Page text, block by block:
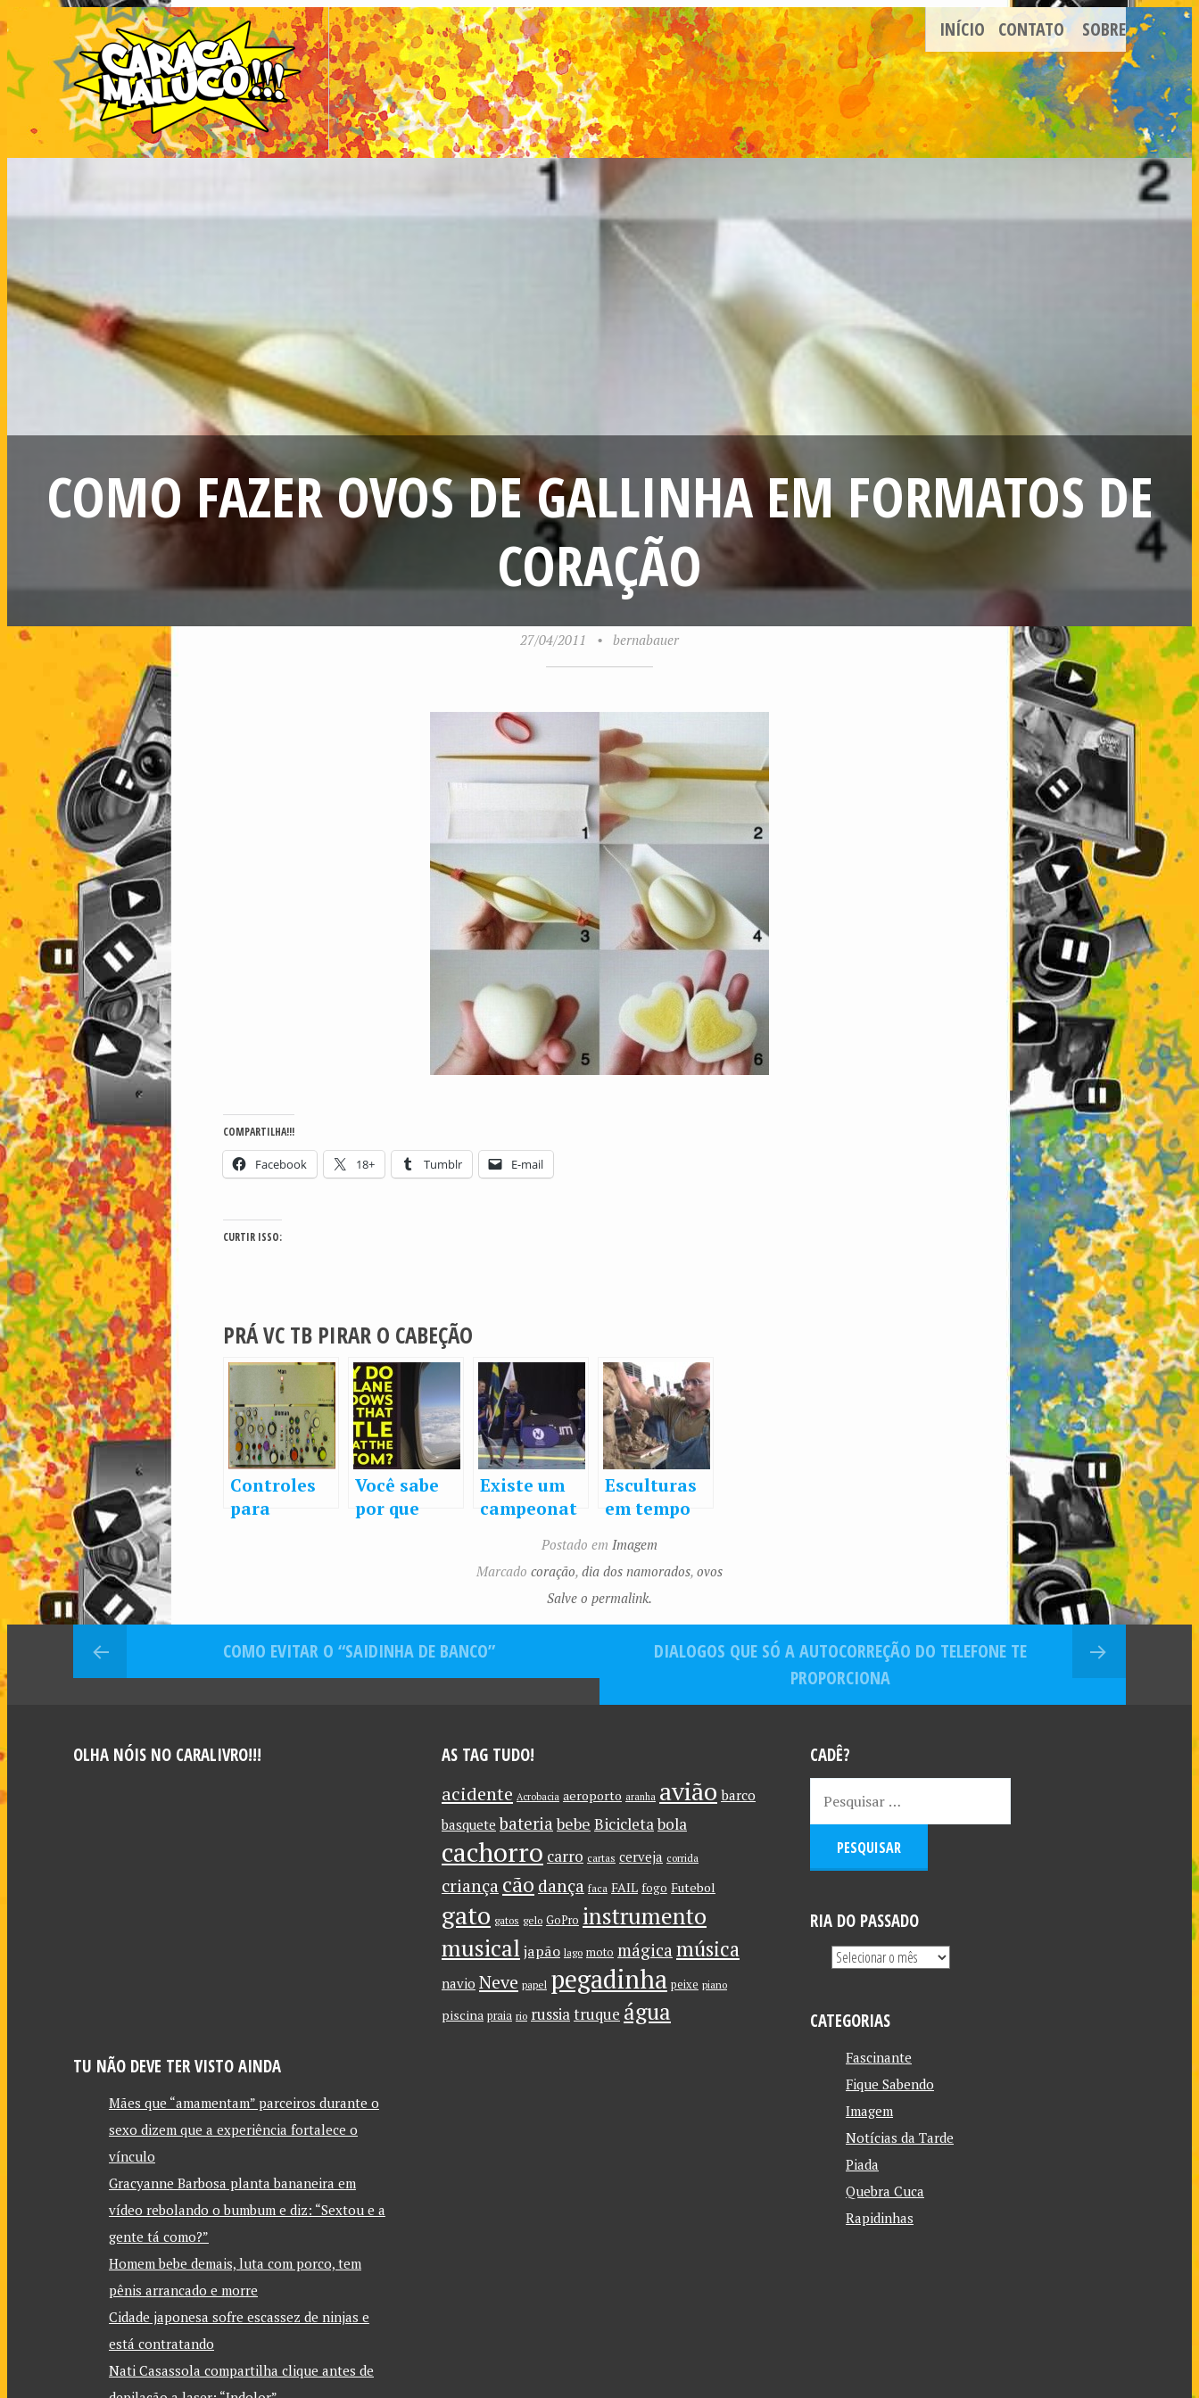
INÍCIO CONTATO SOBRE
COMO FAZER OVOS DE GALLINHA EM FORMATOS DE
CORAÇÃO
27/04/2011 • bernabauer
COMPARTILHA!!!
Facebook 18+ Tumblr E-mail
CURTIR ISSO:
PRÁ VC TB PIRAR O CABEÇÃO
Controles
para
Você sabe
por que
Existe um
campeonat
cordas!!!
Esculturas
em tempo
Postado em Imagem
Marcado coração, dia dos namorados, ovos
Salve o permalink.
COMO EVITAR O “SAIDINHA DE BANCO”
DIALOGOS QUE SÓ A AUTOCORREÇÃO DO TELEFONE TE
PROPORCIONA
OLHA NÓIS NO CARALIVRO!!!
TU NÃO DEVE TER VISTO AINDA
Mães que “amamentam” parceiros durante o
sexo dizem que a experiência fortalece o
vínculo
Gracyanne Barbosa planta bananeira em
vídeo rebolando o bumbum e diz: “Sextou e a
gente tá como?”
Homem bebe demais, luta com porco, tem
pênis arrancado e morre
Cidade japonesa sofre escassez de ninjas e
está contratando
Nati Casassola compartilha clique antes de
AS TAG TUDO!
acidente Acrobacia aeroporto aranha avião barco
basquete bateria bebe Bicicletabola
cachorro carro cartas cerveja corrida
criançacão dança faca FAIL fogo Futebol
gato gatos gelo GoPro instrumento
musical japão lago moto mágica música
navio Neve papel pegadinha peixe piano
piscina praia rio russiatruque água
CADÊ?
RIA DO PASSADO
CATEGORIAS
Fascinante
Fique Sabendo
Imagem
Notícias da Tarde
Piada
Quebra Cuca
Rapidinhas